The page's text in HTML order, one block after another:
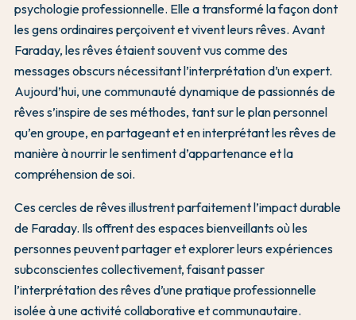
psychologie professionnelle. Elle a transformé la façon dont
les gens ordinaires perçoivent et vivent leurs rêves. Avant
Faraday, les rêves étaient souvent vus comme des
messages obscurs nécessitant l’interprétation d’un expert.
Aujourd’hui, une communauté dynamique de passionnés de
rêves s’inspire de ses méthodes, tant sur le plan personnel
qu’en groupe, en partageant et en interprétant les rêves de
manière à nourrir le sentiment d’appartenance et la
compréhension de soi.
Ces cercles de rêves illustrent parfaitement l’impact durable
de Faraday. Ils offrent des espaces bienveillants où les
personnes peuvent partager et explorer leurs expériences
subconscientes collectivement, faisant passer
l’interprétation des rêves d’une pratique professionnelle
isolée à une activité collaborative et communautaire.